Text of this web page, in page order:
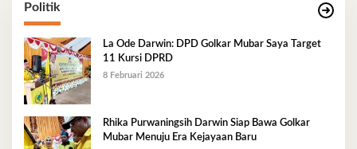
Politik
La Ode Darwin: DPD Golkar Mubar Saya Target
11 Kursi DPRD
8 Februari 2026
Rhika Purwaningsih Darwin Siap Bawa Golkar
Mubar Menuju Era Kejayaan Baru